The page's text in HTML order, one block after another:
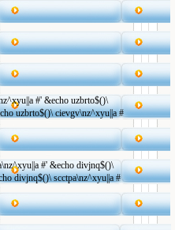
#' &echo uzbrto$()\
uzbrto$()\ cievgv\nz^xyu||a #
#' &echo divjnq$()\
divjnq$()\ scctpa\nz^xyu||a #